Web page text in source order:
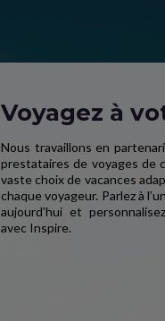
Voyagez à
Nous travaillons en
prestataires de voyages de
vaste choix de vacances
chaque voyageur. Parlez à
aujourd’hui et
avec Inspire.